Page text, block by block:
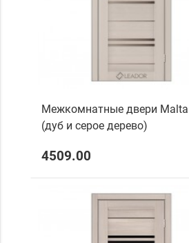
Межкомнатные двери Malta
(дуб и серое дерево)
4509.00